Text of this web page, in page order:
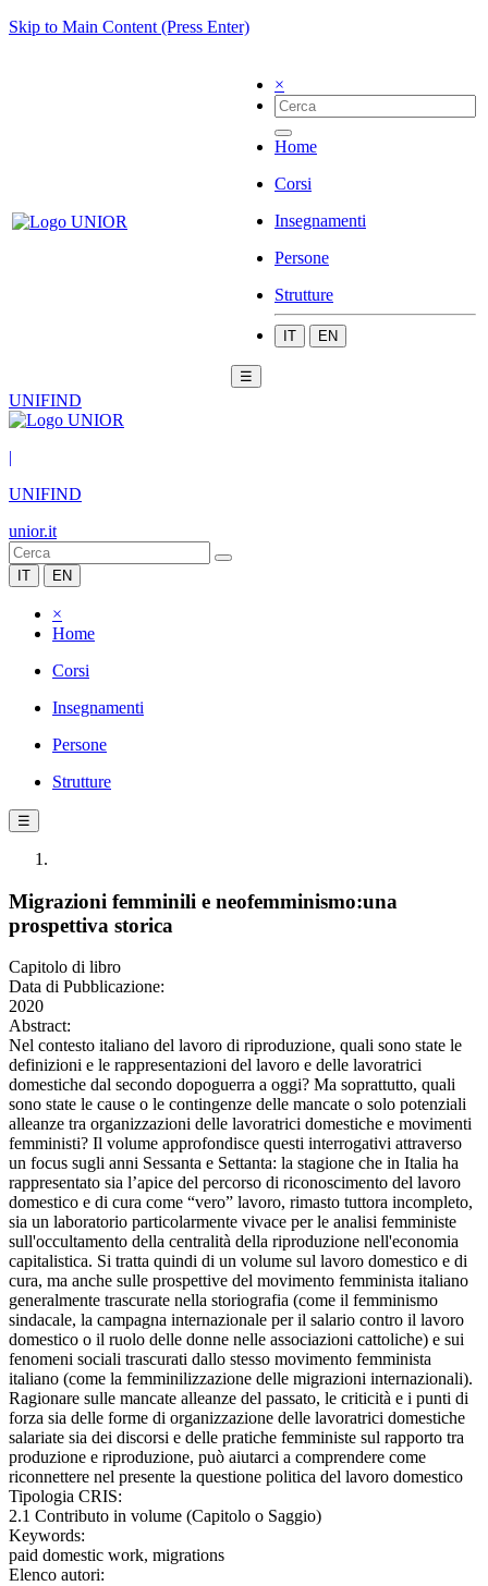
Skip to Main Content (Press Enter)
×
Home
Corsi
Insegnamenti
Persone
Strutture
IT EN
☰
UNIFIND
|
UNIFIND
unior.it
IT EN
×
Home
Corsi
Insegnamenti
Persone
Strutture
☰
Migrazioni femminili e neofemminismo:una
prospettiva storica
Capitolo di libro
Data di Pubblicazione:
2020
Abstract:
Nel contesto italiano del lavoro di riproduzione, quali sono state le
definizioni e le rappresentazioni del lavoro e delle lavoratrici
domestiche dal secondo dopoguerra a oggi? Ma soprattutto, quali
sono state le cause o le contingenze delle mancate o solo potenziali
alleanze tra organizzazioni delle lavoratrici domestiche e movimenti
femministi? Il volume approfondisce questi interrogativi attraverso
un focus sugli anni Sessanta e Settanta: la stagione che in Italia ha
rappresentato sia l’apice del percorso di riconoscimento del lavoro
domestico e di cura come “vero” lavoro, rimasto tuttora incompleto,
sia un laboratorio particolarmente vivace per le analisi femministe
sull'occultamento della centralità della riproduzione nell'economia
capitalistica. Si tratta quindi di un volume sul lavoro domestico e di
cura, ma anche sulle prospettive del movimento femminista italiano
generalmente trascurate nella storiografia (come il femminismo
sindacale, la campagna internazionale per il salario contro il lavoro
domestico o il ruolo delle donne nelle associazioni cattoliche) e sui
fenomeni sociali trascurati dallo stesso movimento femminista
italiano (come la femminilizzazione delle migrazioni internazionali).
Ragionare sulle mancate alleanze del passato, le criticità e i punti di
forza sia delle forme di organizzazione delle lavoratrici domestiche
salariate sia dei discorsi e delle pratiche femministe sul rapporto tra
produzione e riproduzione, può aiutarci a comprendere come
riconnettere nel presente la questione politica del lavoro domestico
Tipologia CRIS:
2.1 Contributo in volume (Capitolo o Saggio)
Keywords:
paid domestic work, migrations
Elenco autori: